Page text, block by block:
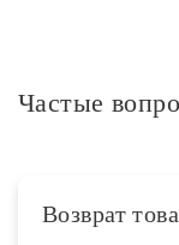
Частые
Возврат